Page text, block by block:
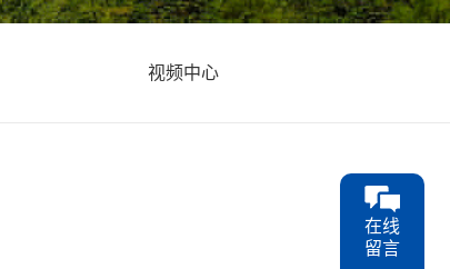
视频中心
在线
留言